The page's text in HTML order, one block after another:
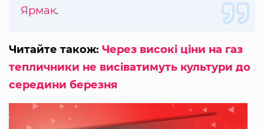
Ярмак.
Читайте також: Через високі ціни на газ
тепличники не висіватимуть культури до
середини березня